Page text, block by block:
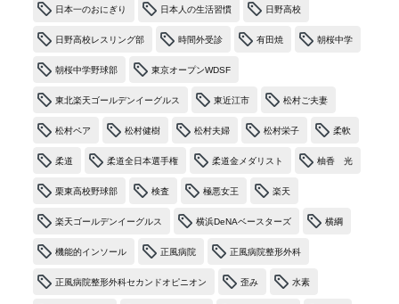
日本一のおにぎり 日本人の生活習慣 日野高校
日野高校レスリング部 時間外受診 有田焼 朝桜中学
朝桜中学野球部 東京オープンWDSF
東北楽天ゴールデンイーグルス 東近江市 松村ご夫妻
松村ペア 松村健樹 松村夫婦 松村栄子 柔軟
柔道 柔道全日本選手権 柔道金メダリスト 柚香 光
栗東高校野球部 検査 極悪女王 楽天
楽天ゴールデンイーグルス 横浜DeNAベースターズ 横綱
機能的インソール 正風病院 正風病院整形外科
正風病院整形外科セカンドオピニオン 歪み 水素